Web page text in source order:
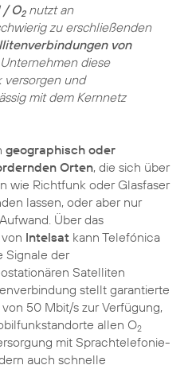
/ O2nutzt an
zu erschließenden
von
diese
versorgen und
mit dem Kernnetz
geographisch oder
Orten, die sich über
wie Richtfunk oder Glasfaser
lassen, oder aber nur
Über das
von Intelsat kann Telefónica
Signale der
Satelliten
stellt garantierte
50 Mbit/s zur Verfügung,
allen O2
mit Sprachtelefonie-
auch schnelle